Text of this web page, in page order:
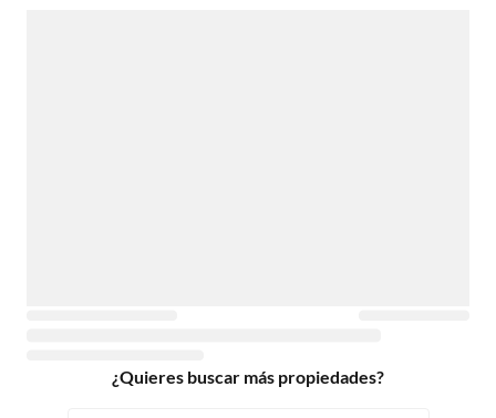
¿Quieres buscar más propiedades?